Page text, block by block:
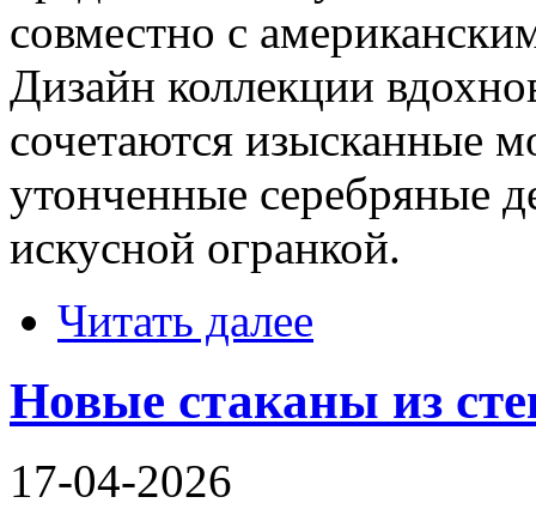
совместно с
Дизайн коллекции
сочетаются изысканные
утонченные серебряные
искусной огранкой.
Читать далее
Новые стаканы из
17-04-2026